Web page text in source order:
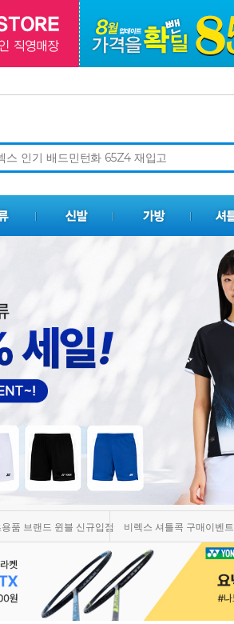
품 브랜드 윈블 신규입점 비렉스 셔틀콕 구매이벤트